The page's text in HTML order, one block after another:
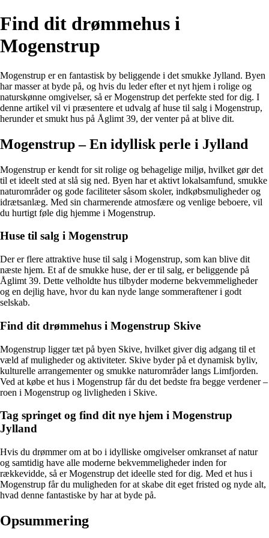
Find dit drømmehus i
Mogenstrup
Mogenstrup er en fantastisk by beliggende i det smukke Jylland. Byen
har masser at byde på, og hvis du leder efter et nyt hjem i rolige og
naturskønne omgivelser, så er Mogenstrup det perfekte sted for dig. I
denne artikel vil vi præsentere et udvalg af huse til salg i Mogenstrup,
herunder et smukt hus på Åglimt 39, der venter på at blive dit.
Mogenstrup – En idyllisk perle i Jylland
Mogenstrup er kendt for sit rolige og behagelige miljø, hvilket gør det
til et ideelt sted at slå sig ned. Byen har et aktivt lokalsamfund, smukke
naturområder og gode faciliteter såsom skoler, indkøbsmuligheder og
idrætsanlæg. Med sin charmerende atmosfære og venlige beboere, vil
du hurtigt føle dig hjemme i Mogenstrup.
Huse til salg i Mogenstrup
Der er flere attraktive huse til salg i Mogenstrup, som kan blive dit
næste hjem. Et af de smukke huse, der er til salg, er beliggende på
Åglimt 39. Dette velholdte hus tilbyder moderne bekvemmeligheder
og en dejlig have, hvor du kan nyde lange sommeraftener i godt
selskab.
Find dit drømmehus i Mogenstrup Skive
Mogenstrup ligger tæt på byen Skive, hvilket giver dig adgang til et
væld af muligheder og aktiviteter. Skive byder på et dynamisk byliv,
kulturelle arrangementer og smukke naturområder langs Limfjorden.
Ved at købe et hus i Mogenstrup får du det bedste fra begge verdener –
roen i Mogenstrup og livligheden i Skive.
Tag springet og find dit nye hjem i Mogenstrup
Jylland
Hvis du drømmer om at bo i idylliske omgivelser omkranset af natur
og samtidig have alle moderne bekvemmeligheder inden for
rækkevidde, så er Mogenstrup det ideelle sted for dig. Med et hus i
Mogenstrup får du muligheden for at skabe dit eget fristed og nyde alt,
hvad denne fantastiske by har at byde på.
Opsummering